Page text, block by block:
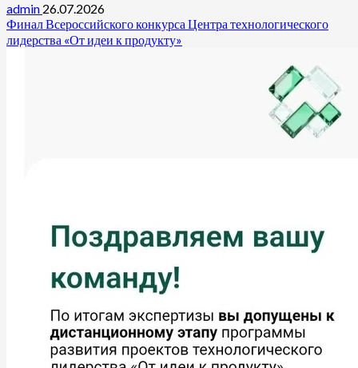
admin 26.07.2026
Финал Всероссийского конкурса Центра технологического
лидерства «От идеи к продукту»